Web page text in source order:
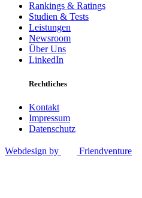
Rankings & Ratings
Studien & Tests
Leistungen
Newsroom
Über Uns
LinkedIn
Rechtliches
Kontakt
Impressum
Datenschutz
Webdesign by Friendventure